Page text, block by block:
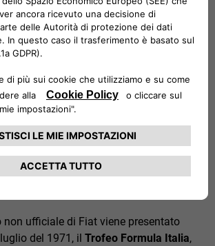
dei record, la creazione di vetture
prosegue con nuovi intenti. Nel
in codice SE 024 la Casa dello
di mettere insieme una vettura per un
(Commissione Sportiva
oggi ACI Sport) che ha lo
una monoposto economica con
per creare una vettura e un trofeo
Formula 3 e formare giovani piloti.
sfumi, diventa la base per la
non ufficiale di Fiat viene presentato
del 1971, il Trofeo Formula Italia,